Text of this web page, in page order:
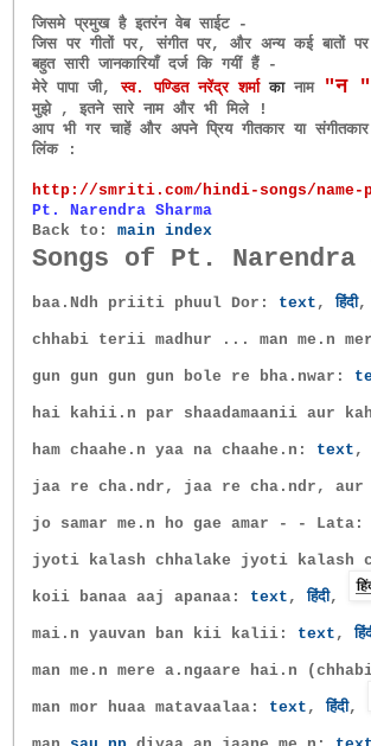
जिसमे प्रमुख है इतरंन वेब साईट -
जिस पर गीतों पर, संगीत पर, और अन्य कई बातों
बहुत सारी जानकारियाँ दर्ज कि गयीं हैं -
मेरे पापा जी,स्व. पण्डित नरेंद्र शर्माकानाम "न "
मुझे , इतने सारे नाम और भी मिले !
आप भी गर चाहें और अपने प्रिय गीतकार या
लिंक :
http://smriti.com/hindi-songs/
Pt. Narendra Sharma
Back to: main index
Songs of Pt.
baa.Ndh priiti phuul Dor: text ,हिंदी,
chhabi terii madhur ... man me.n
gun gun gun gun bole re bha.nwar:
hai kahii.n par shaadamaanii aur
ham chaahe.n yaa na chaahe.n: text
jaa re cha.ndr, jaa re cha.ndr,
jo samar me.n ho gae amar - - Lata:
jyoti kalash chhalake jyoti kalash
koii banaa aaj apanaa: text ,हिंदी,
mai.n yauvan ban kii kalii: text ,
man me.n mere a.ngaare hai.n
man mor huaa matavaalaa: text ,हिंदी,